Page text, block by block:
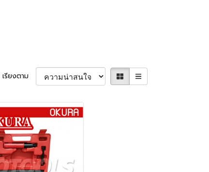
เรียงตาม